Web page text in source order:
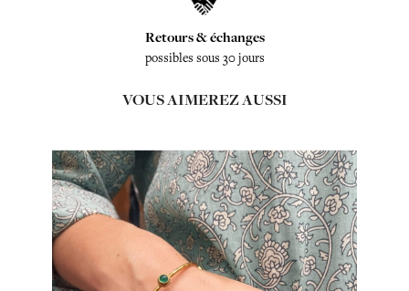
Retours & échanges
possibles sous 30 jours
VOUS AIMEREZ AUSSI